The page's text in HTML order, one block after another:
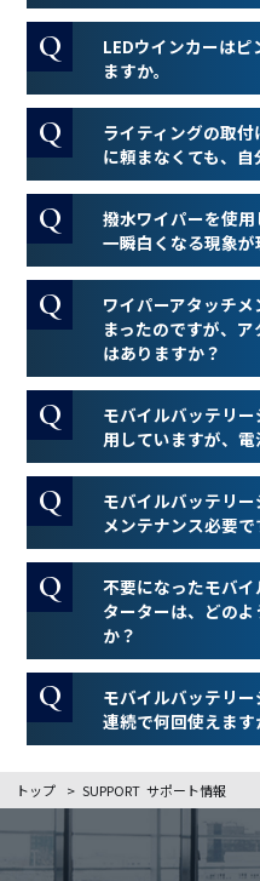
LEDウインカーは
ますか。
ライティングの取
に頼まなくても、
撥水ワイパーを使
一瞬白くなる現象
ワイパーアタッチ
まったのですが、
はありますか？
モバイルバッテリ
用していますが、
モバイルバッテリー
メンテナンス必要で
不要になったモバ
ターターは、どの
か？
モバイルバッテリー
連続で何回使えます
トップ > SUPPORT サポート情報